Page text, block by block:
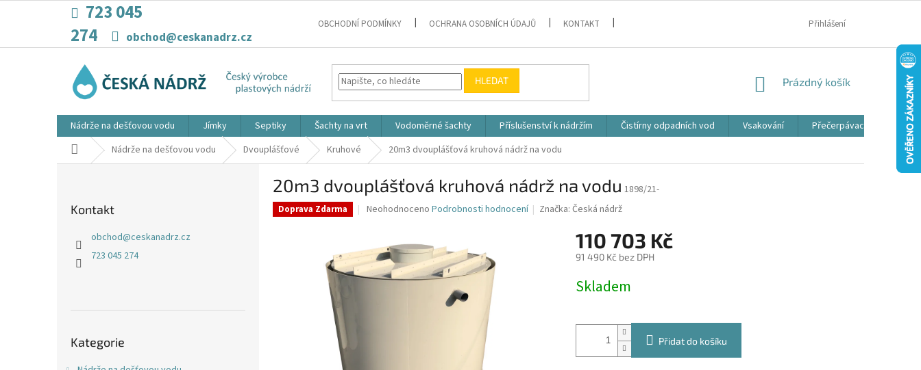
723 045
274
obchod@ceskanadrz.cz
OBCHODNÍ PODMÍNKY OCHRANA OSOBNÍCH ÚDAJŮ KONTAKT Přihlášení
HLEDAT
NÁKUPNÍ
Prázdný košík
Nádrže na dešťovou vodu Jímky Septiky Šachty na vrt Vodoměrné šachty Příslušenství k nádržím Čistírny odpadních vod Vsakování Přečerpávací jímky
Domů Nádrže na dešťovou vodu Dvouplášťové Kruhové 20m3 dvouplášťová kruhová nádrž na vodu
Kontakt
obchod@ceskanadrz.cz
723 045 274
kategorie
Kategorie
20m3 dvouplášťová kruhová nádrž na vodu 1898/21-
Doprava Zdarma
Průměrné
je
0,0
z
Neohodnoceno Podrobnosti hodnocení Značka:Česká nádrž
110 703 Kč
91 490 Kč bez DPH
cena:
Skladem
Přidat do košíku